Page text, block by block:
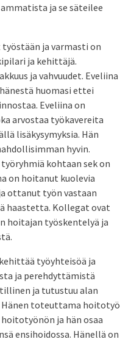
ja se säteilee
ja varmasti on
ja kehittäjä.
ja vahvuudet. Eveliina
huomasi ettei
Eveliina on
arvostaa työkavereita
lisäkysymyksia. Hän
hyvin.
kohtaan sek on
on hoitanut kuolevia
ottanut työn vastaan
haastetta. Kollegat ovat
hoitajan työskentelyä ja
työyhteisöä ja
ja perehdyttämistä
ja tutustuu alan
Hänen toteuttama hoitotyö
ja hän osaa
ensihoidossa. Hänellä on